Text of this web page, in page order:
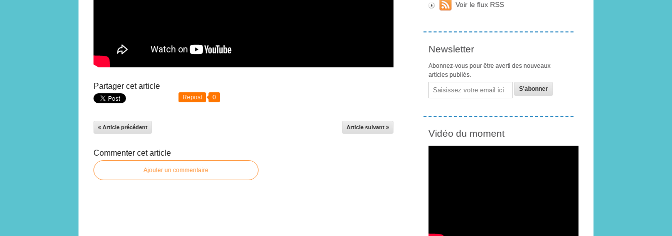
Partager cet article
Repost 0
« Article précédent Article suivant »
Commenter cet article
Ajouter un commentaire
Voir le flux RSS
Newsletter
Abonnez-vous pour être averti des nouveaux
articles publiés.
Email
Vidéo du moment